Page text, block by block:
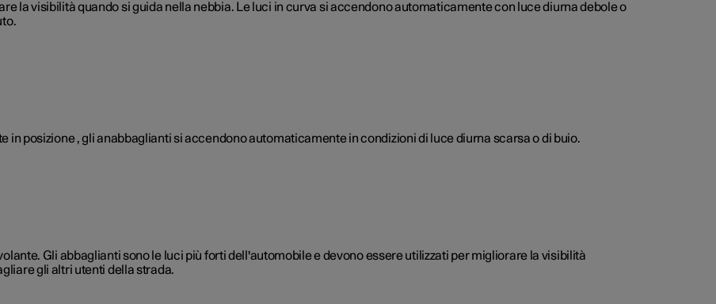
la visibilità quando si guida nella nebbia. Le luci in curva si accendono automaticamente con luce diurna debole o
in posizione , gli anabbaglianti si accendono automaticamente in condizioni di luce diurna scarsa o di buio.
Gli abbaglianti sono le luci più forti dell'automobile e devono essere utilizzati per migliorare la visibilità
gli altri utenti della strada.